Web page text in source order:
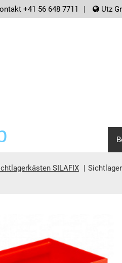
+41 56 648 7711 Utz
SILAFIX